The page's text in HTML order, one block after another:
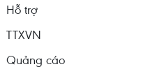
Hỗ trợ
TTXVN
Quảng cáo